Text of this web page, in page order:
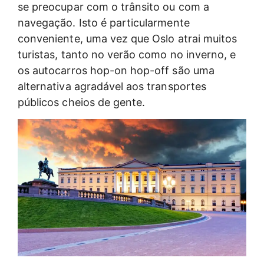
se preocupar com o trânsito ou com a
navegação. Isto é particularmente
conveniente, uma vez que Oslo atrai muitos
turistas, tanto no verão como no inverno, e
os autocarros hop-on hop-off são uma
alternativa agradável aos transportes
públicos cheios de gente.